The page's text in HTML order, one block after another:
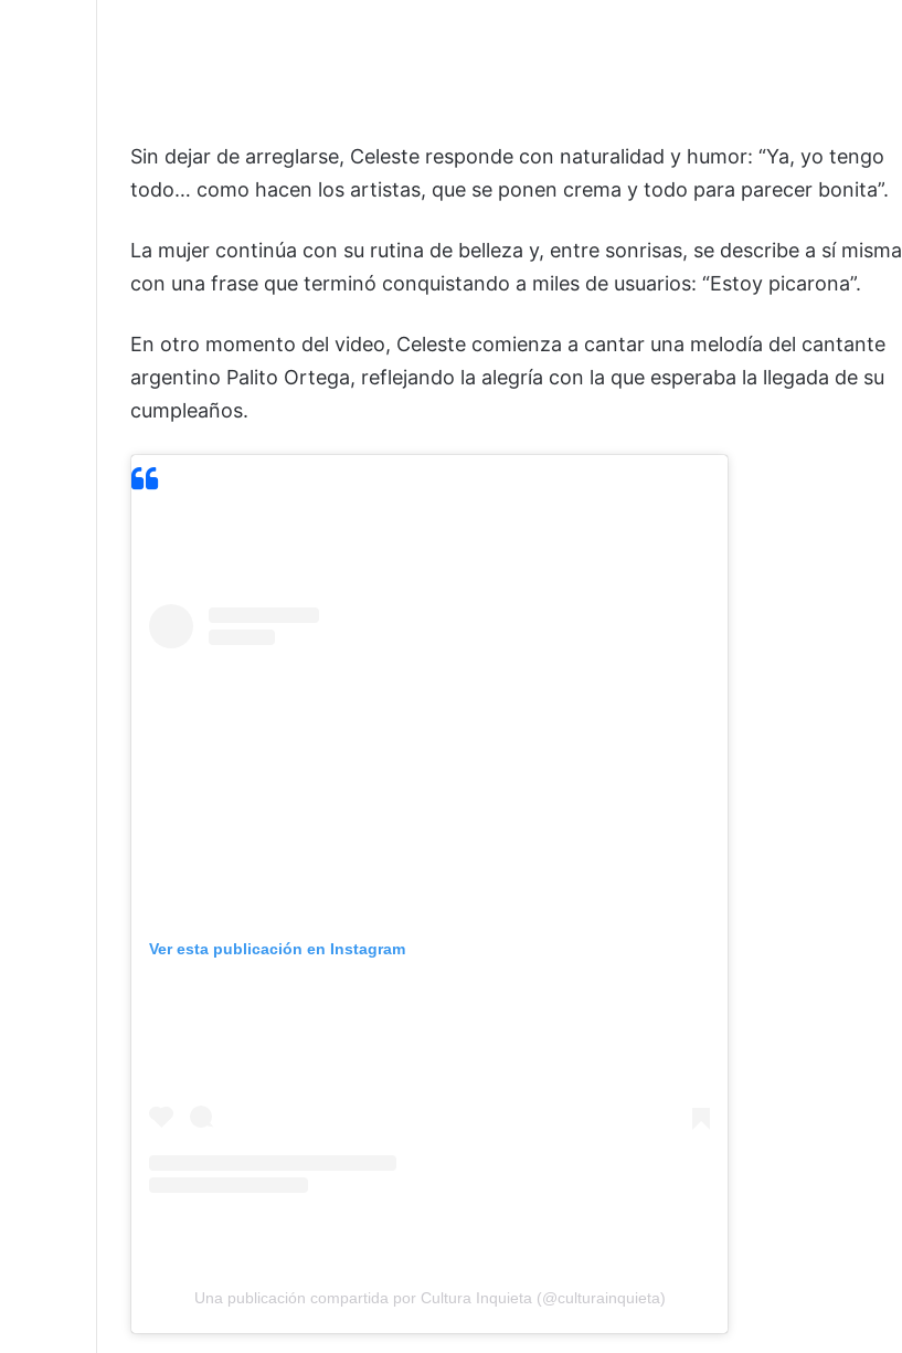
Sin dejar de arreglarse, Celeste responde con naturalidad y humor: “Ya, yo tengo
todo… como hacen los artistas, que se ponen crema y todo para parecer bonita”.
La mujer continúa con su rutina de belleza y, entre sonrisas, se describe a sí misma
con una frase que terminó conquistando a miles de usuarios: “Estoy picarona”.
En otro momento del video, Celeste comienza a cantar una melodía del cantante
argentino Palito Ortega, reflejando la alegría con la que esperaba la llegada de su
cumpleaños.
Ver esta publicación en Instagram
Una publicación compartida por Cultura Inquieta (@culturainquieta)